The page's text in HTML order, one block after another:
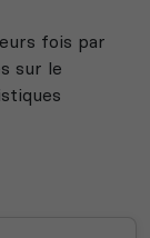
fois par
sur le